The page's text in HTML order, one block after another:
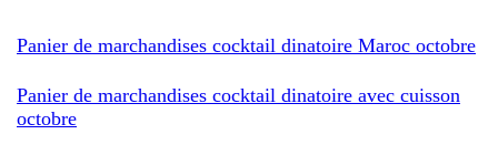
Panier de marchandises cocktail dinatoire Maroc octobre
Panier de marchandises cocktail dinatoire avec cuisson
octobre